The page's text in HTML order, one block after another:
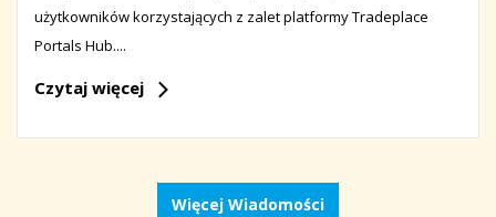
użytkowników korzystających z zalet platformy Tradeplace
Portals Hub....
Czytaj więcej
Więcej Wiadomości